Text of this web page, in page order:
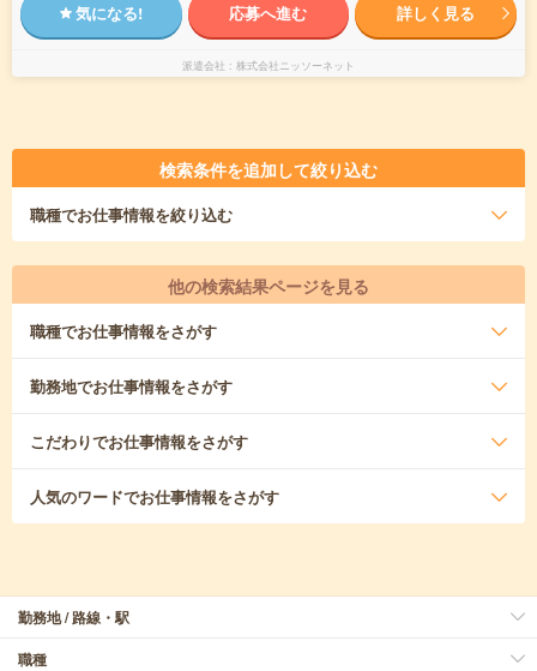
気になる! 応募へ進む 詳しく見る
派遣会社 株式会社ニッソーネット
検索条件を追加して絞り込む
職種でお仕事情報を絞り込む
他の検索結果ページを見る
職種でお仕事情報をさがす
勤務地でお仕事情報をさがす
こだわりでお仕事情報をさがす
人気のワードでお仕事情報をさがす
勤務地 / 路線・駅
職種